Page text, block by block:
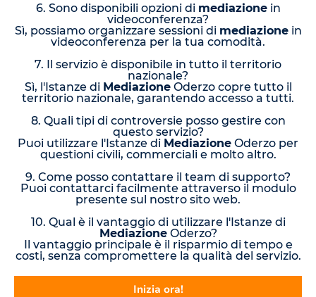
6. Sono disponibili opzioni di mediazionein
videoconferenza?
Sì, possiamo organizzare sessioni di mediazionein
videoconferenza per la tua comodità.
7. Il servizio è disponibile in tutto il territorio
nazionale?
Sì, l'Istanze di MediazioneOderzo copre tutto il
territorio nazionale, garantendo accesso a tutti.
8. Quali tipi di controversie posso gestire con
questo servizio?
Puoi utilizzare l'Istanze di Mediazione Oderzo per
questioni civili, commerciali e molto altro.
9. Come posso contattare il team di supporto?
Puoi contattarci facilmente attraverso il modulo
presente sul nostro sito web.
10. Qual è il vantaggio di utilizzare l'Istanze di
MediazioneOderzo?
Il vantaggio principale è il risparmio di tempo e
costi, senza compromettere la qualità del servizio.
Inizia ora!